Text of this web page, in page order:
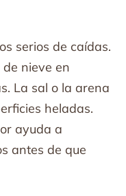
serios de caídas.
nieve en
La sal o la arena
heladas.
ayuda a
antes de que